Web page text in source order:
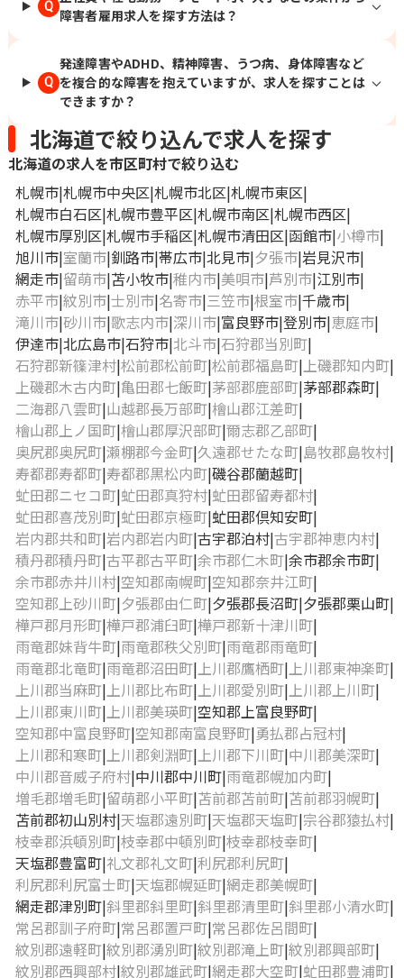
Q
障害者雇用求人を探す方法は？
Q
発達障害やADHD、精神障害、うつ病、身体障害など
を複合的な障害を抱えていますが、求人を探すことは
できますか？
北海道で絞り込んで求人を探す
北海道の求人を市区町村で絞り込む
札幌市 札幌市中央区 札幌市北区 札幌市東区
札幌市白石区 札幌市豊平区 札幌市南区 札幌市西区
札幌市厚別区 札幌市手稲区 札幌市清田区 函館市 小樽市
旭川市 室蘭市 釧路市 帯広市 北見市 夕張市 岩見沢市
網走市 留萌市 苫小牧市 稚内市 美唄市 芦別市 江別市
赤平市 紋別市 士別市 名寄市 三笠市 根室市 千歳市
滝川市 砂川市 歌志内市 深川市 富良野市 登別市 恵庭市
伊達市 北広島市 石狩市 北斗市 石狩郡当別町
石狩郡新篠津村 松前郡松前町 松前郡福島町 上磯郡知内町
上磯郡木古内町 亀田郡七飯町 茅部郡鹿部町 茅部郡森町
二海郡八雲町 山越郡長万部町 檜山郡江差町
檜山郡上ノ国町 檜山郡厚沢部町 爾志郡乙部町
奥尻郡奥尻町 瀬棚郡今金町 久遠郡せたな町 島牧郡島牧村
寿都郡寿都町 寿都郡黒松内町 磯谷郡蘭越町
虻田郡ニセコ町 虻田郡真狩村 虻田郡留寿都村
虻田郡喜茂別町 虻田郡京極町 虻田郡倶知安町
岩内郡共和町 岩内郡岩内町 古宇郡泊村 古宇郡神恵内村
積丹郡積丹町 古平郡古平町 余市郡仁木町 余市郡余市町
余市郡赤井川村 空知郡南幌町 空知郡奈井江町
空知郡上砂川町 夕張郡由仁町 夕張郡長沼町 夕張郡栗山町
樺戸郡月形町 樺戸郡浦臼町 樺戸郡新十津川町
雨竜郡妹背牛町 雨竜郡秩父別町 雨竜郡雨竜町
雨竜郡北竜町 雨竜郡沼田町 上川郡鷹栖町 上川郡東神楽町
上川郡当麻町 上川郡比布町 上川郡愛別町 上川郡上川町
上川郡東川町 上川郡美瑛町 空知郡上富良野町
空知郡中富良野町 空知郡南富良野町 勇払郡占冠村
上川郡和寒町 上川郡剣淵町 上川郡下川町 中川郡美深町
中川郡音威子府村 中川郡中川町 雨竜郡幌加内町
増毛郡増毛町 留萌郡小平町 苫前郡苫前町 苫前郡羽幌町
苫前郡初山別村 天塩郡遠別町 天塩郡天塩町 宗谷郡猿払村
枝幸郡浜頓別町 枝幸郡中頓別町 枝幸郡枝幸町
天塩郡豊富町 礼文郡礼文町 利尻郡利尻町
利尻郡利尻富士町 天塩郡幌延町 網走郡美幌町
網走郡津別町 斜里郡斜里町 斜里郡清里町 斜里郡小清水町
常呂郡訓子府町 常呂郡置戸町 常呂郡佐呂間町
紋別郡遠軽町 紋別郡湧別町 紋別郡滝上町 紋別郡興部町
紋別郡西興部村 紋別郡雄武町 網走郡大空町 虻田郡豊浦町